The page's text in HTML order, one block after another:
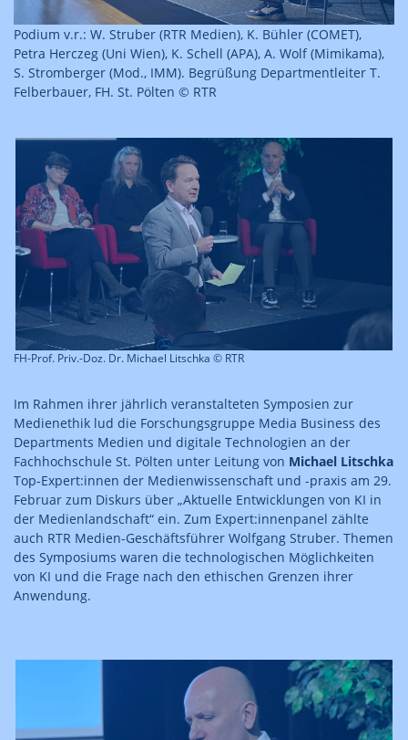
Podium v.r.: W. Struber (RTR Medien), K. Bühler (COMET),
Petra Herczeg (Uni Wien), K. Schell (APA), A. Wolf (Mimikama),
S. Stromberger (Mod., IMM). Begrüßung Departmentleiter T.
Felberbauer, FH. St. Pölten © RTR
FH-Prof. Priv.-Doz. Dr. Michael Litschka © RTR
Im Rahmen ihrer jährlich veranstalteten Symposien zur
Medienethik lud die Forschungsgruppe Media Business des
Departments Medien und digitale Technologien an der
Fachhochschule St. Pölten unter Leitung von Michael Litschka
Top-Expert:innen der Medienwissenschaft und -praxis am 29.
Februar zum Diskurs über „Aktuelle Entwicklungen von KI in
der Medienlandschaft“ ein. Zum Expert:innenpanel zählte
auch RTR Medien-Geschäftsführer Wolfgang Struber. Themen
des Symposiums waren die technologischen Möglichkeiten
von KI und die Frage nach den ethischen Grenzen ihrer
Anwendung.